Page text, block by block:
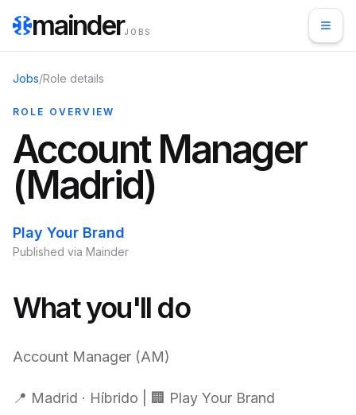
mainderJOBS
Jobs/Role details
ROLE OVERVIEW
Account Manager
(Madrid)
Play Your Brand
Published via Mainder
What you'll do
Account Manager (AM)
📍 Madrid · Híbrido | 🏢 Play Your Brand